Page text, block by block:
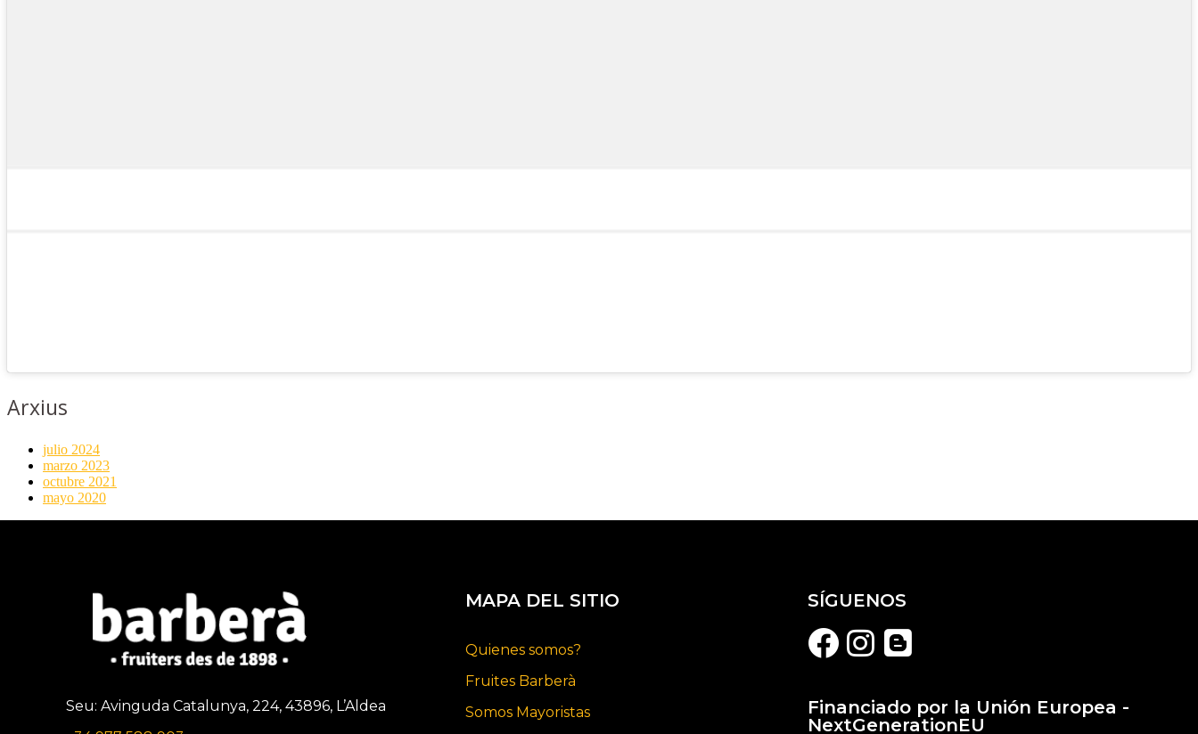
Arxius
julio 2024
marzo 2023
octubre 2021
mayo 2020
Seu: Avinguda Catalunya, 224, 43896, L’Aldea
MAPA DEL SITIO
Quienes somos?
Fruites Barberà
Somos Mayoristas
SÍGUENOS
Financiado por la Unión Europea -
NextGenerationEU